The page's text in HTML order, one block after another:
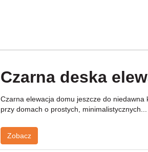
Czarna deska
Czarna elewacja domu jeszcze do
przy domach o prostych, minimalistycznych...
Zobacz